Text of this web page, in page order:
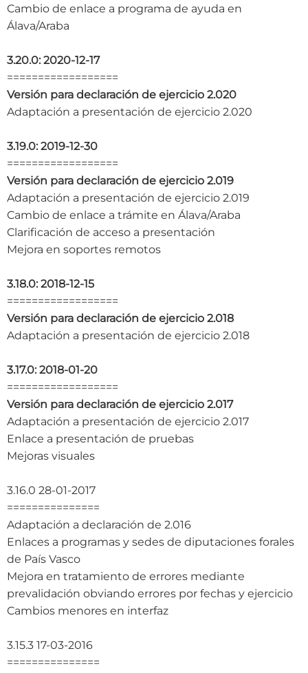
Cambio de enlace a programa de ayuda en
Álava/Araba
3.20.0: 2020-12-17
==================
Versión para declaración de ejercicio 2.020
Adaptación a presentación de ejercicio 2.020
3.19.0: 2019-12-30
==================
Versión para declaración de ejercicio 2.019
Adaptación a presentación de ejercicio 2.019
Cambio de enlace a trámite en Álava/Araba
Clarificación de acceso a presentación
Mejora en soportes remotos
3.18.0: 2018-12-15
==================
Versión para declaración de ejercicio 2.018
Adaptación a presentación de ejercicio 2.018
3.17.0: 2018-01-20
==================
Versión para declaración de ejercicio 2.017
Adaptación a presentación de ejercicio 2.017
Enlace a presentación de pruebas
Mejoras visuales
3.16.0 28-01-2017
===============
Adaptación a declaración de 2.016
Enlaces a programas y sedes de diputaciones forales
de País Vasco
Mejora en tratamiento de errores mediante
prevalidación obviando errores por fechas y ejercicio
Cambios menores en interfaz
3.15.3 17-03-2016
===============